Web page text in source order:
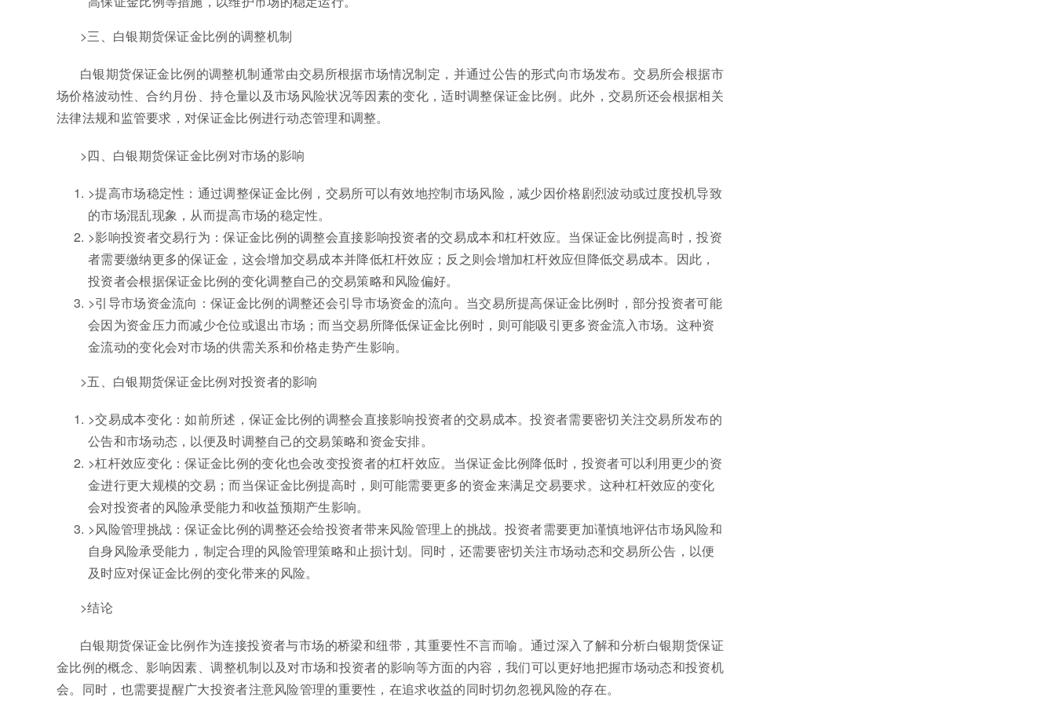
>三、白银期货保证金比例的调整机制
白银期货保证金比例的调整机制通常由交易所根据市场情况制定，并通过公告的形式向市场发布。交易所会根据市
场价格波动性、合约月份、持仓量以及市场风险状况等因素的变化，适时调整保证金比例。此外，交易所还会根据相关
法律法规和监管要求，对保证金比例进行动态管理和调整。
>四、白银期货保证金比例对市场的影响
>提高市场稳定性：通过调整保证金比例，交易所可以有效地控制市场风险，减少因价格剧烈波动或过度投机导致
的市场混乱现象，从而提高市场的稳定性。
>影响投资者交易行为：保证金比例的调整会直接影响投资者的交易成本和杠杆效应。当保证金比例提高时，投资
者需要缴纳更多的保证金，这会增加交易成本并降低杠杆效应；反之则会增加杠杆效应但降低交易成本。因此，
投资者会根据保证金比例的变化调整自己的交易策略和风险偏好。
>引导市场资金流向：保证金比例的调整还会引导市场资金的流向。当交易所提高保证金比例时，部分投资者可能
会因为资金压力而减少仓位或退出市场；而当交易所降低保证金比例时，则可能吸引更多资金流入市场。这种资
金流动的变化会对市场的供需关系和价格走势产生影响。
>五、白银期货保证金比例对投资者的影响
>交易成本变化：如前所述，保证金比例的调整会直接影响投资者的交易成本。投资者需要密切关注交易所发布的
公告和市场动态，以便及时调整自己的交易策略和资金安排。
>杠杆效应变化：保证金比例的变化也会改变投资者的杠杆效应。当保证金比例降低时，投资者可以利用更少的资
金进行更大规模的交易；而当保证金比例提高时，则可能需要更多的资金来满足交易要求。这种杠杆效应的变化
会对投资者的风险承受能力和收益预期产生影响。
>风险管理挑战：保证金比例的调整还会给投资者带来风险管理上的挑战。投资者需要更加谨慎地评估市场风险和
自身风险承受能力，制定合理的风险管理策略和止损计划。同时，还需要密切关注市场动态和交易所公告，以便
及时应对保证金比例的变化带来的风险。
>结论
白银期货保证金比例作为连接投资者与市场的桥梁和纽带，其重要性不言而喻。通过深入了解和分析白银期货保证
金比例的概念、影响因素、调整机制以及对市场和投资者的影响等方面的内容，我们可以更好地把握市场动态和投资机
会。同时，也需要提醒广大投资者注意风险管理的重要性，在追求收益的同时切勿忽视风险的存在。